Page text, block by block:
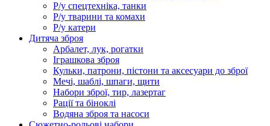
Р/у спецтехніка, танки
Р/у тварини та комахи
Р/у катери
Дитяча зброя
Арбалет, лук, рогатки
Іграшкова зброя
Кульки, патрони, пістони та аксесуари до зброї
Мечі, шаблі, шпаги, щити
Набори зброї, тир, лазертаг
Рації та біноклі
Водяна зброя та насоси